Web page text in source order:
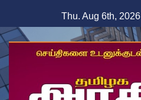
to
content
Thu. Aug 6th, 2026